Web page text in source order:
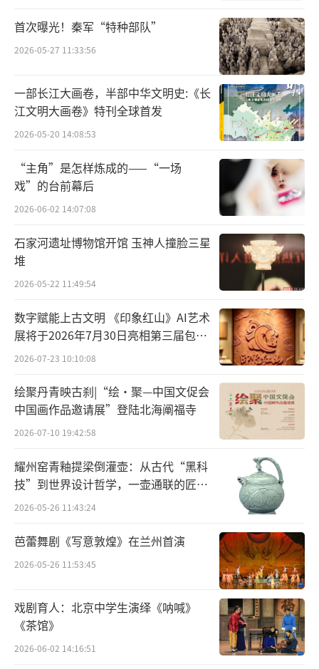
宋《新定三礼图》中部分与射礼有关的记载。 资料图片
“射”“御”与现代体育最具关联性
让体育为人类的和谐共生服务一直是现代
奥林匹克运动发起人顾拜旦的理想，他在1912
年斯德哥尔摩奥运会上发表的《体育颂》，结
尾就讴歌：“啊，体育，你就是和平！你在各
首次曝光！秦军“特种部队”
2026-05-27 11:33:56
一部长江大画卷，半部中华文明史:《长
江文明大画卷》特刊全球首发
2026-05-20 14:08:53
“主角”是怎样炼成的——“一场
戏”的台前幕后
2026-06-02 14:07:08
石家河遗址博物馆开馆 玉神人撞脸三星
堆
2026-05-22 11:49:54
数字赋能上古文明 《印象红山》AI艺术
展将于2026年7月30日亮相第三届包头
艺博会
2026-07-23 10:10:08
绘聚丹青映古刹|“绘·聚—中国文促会
中国画作品邀请展”登陆北海阐福寺
2026-07-10 19:42:58
耀州窑青釉提梁倒灌壶：从古代“黑科
技”到世界设计哲学，一壶通联的匠心
宇宙
2026-05-26 11:43:24
芭蕾舞剧《写意敦煌》在兰州首演
2026-05-26 11:53:45
戏剧育人：北京中学生演绎《呐喊》
《茶馆》
2026-06-02 14:16:51